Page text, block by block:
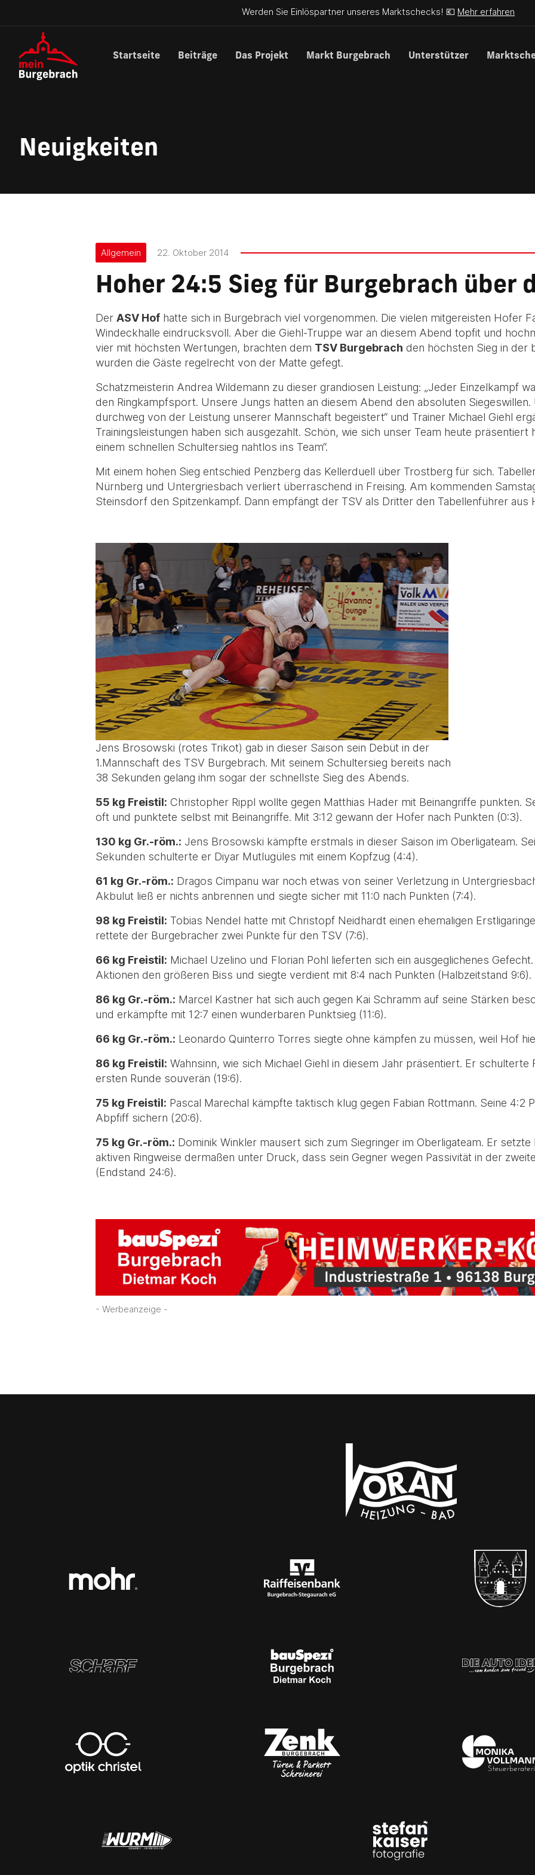
Werden Sie Einlöspartner unseres Marktschecks! 💶 Mehr erfahren
Startseite Beiträge Das Projekt Markt Burgebrach Unterstützer
Neuigkeiten
Allgemein 22. Oktober 2014
Hoher 24:5 Sieg für Burgebrach über
Der ASV Hof hatte sich in Burgebrach viel vorgenommen. Die vielen mitgereisten Hofer
Windeckhalle eindrucksvoll. Aber die Giehl-Truppe war an diesem Abend topfit und
vier mit höchsten Wertungen, brachten dem TSV Burgebrach den höchsten Sieg in der
wurden die Gäste regelrecht von der Matte gefegt.
Schatzmeisterin Andrea Wildemann zu dieser grandiosen Leistung: „Jeder Einzelkampf
den Ringkampfsport. Unsere Jungs hatten an diesem Abend den absoluten
durchweg von der Leistung unserer Mannschaft begeistert“ und Trainer Michael Giehl
Trainingsleistungen haben sich ausgezahlt. Schön, wie sich unser Team heute
einem schnellen Schultersieg nahtlos ins Team“.
Mit einem hohen Sieg entschied Penzberg das Kellerduell über Trostberg für sich.
Nürnberg und Untergriesbach verliert überraschend in Freising. Am kommenden
Steinsdorf den Spitzenkampf. Dann empfängt der TSV als Dritter den Tabellenführer aus
Jens Brosowski (rotes Trikot) gab in dieser Saison sein Debüt in der
1.Mannschaft des TSV Burgebrach. Mit seinem Schultersieg bereits nach
38 Sekunden gelang ihm sogar der schnellste Sieg des Abends.
55 kg Freistil: Christopher Rippl wollte gegen Matthias Hader mit Beinangriffe punkten.
oft und punktete selbst mit Beinangriffe. Mit 3:12 gewann der Hofer nach Punkten (0:3).
130 kg Gr.-röm.: Jens Brosowski kämpfte erstmals in dieser Saison im Oberligateam.
Sekunden schulterte er Diyar Mutlugüles mit einem Kopfzug (4:4).
61 kg Gr.-röm.: Dragos Cimpanu war noch etwas von seiner Verletzung in
Akbulut ließ er nichts anbrennen und siegte sicher mit 11:0 nach Punkten (7:4).
98 kg Freistil: Tobias Nendel hatte mit Christopf Neidhardt einen ehemaligen
rettete der Burgebracher zwei Punkte für den TSV (7:6).
66 kg Freistil: Michael Uzelino und Florian Pohl lieferten sich ein ausgeglichenes
Aktionen den größeren Biss und siegte verdient mit 8:4 nach Punkten (Halbzeitstand 9:6).
86 kg Gr.-röm.: Marcel Kastner hat sich auch gegen Kai Schramm auf seine Stärken
und erkämpfte mit 12:7 einen wunderbaren Punktsieg (11:6).
66 kg Gr.-röm.: Leonardo Quinterro Torres siegte ohne kämpfen zu müssen, weil Hof
86 kg Freistil: Wahnsinn, wie sich Michael Giehl in diesem Jahr präsentiert. Er schulterte
ersten Runde souverän (19:6).
75 kg Freistil: Pascal Marechal kämpfte taktisch klug gegen Fabian Rottmann. Seine 4:2
Abpfiff sichern (20:6).
75 kg Gr.-röm.: Dominik Winkler mausert sich zum Siegringer im Oberligateam. Er
aktiven Ringweise dermaßen unter Druck, dass sein Gegner wegen Passivität in der
(Endstand 24:6).
- Werbeanzeige -